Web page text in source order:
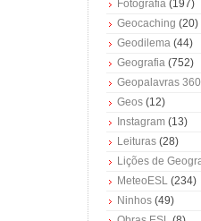
Fotografia (197)
Geocaching (20)
Geodilema (44)
Geografia (752)
Geopalavras
Geos (12)
Instagram (13)
Leituras (28)
Lições de
MeteoESL (234)
Ninhos (49)